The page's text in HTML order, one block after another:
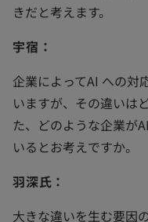
きだと考えます。
宇宿：
企業によってAI への対
いますが、その違いは
た、どのような企業が
いるとお考えですか。
羽深氏：
大きな違いを生む要因